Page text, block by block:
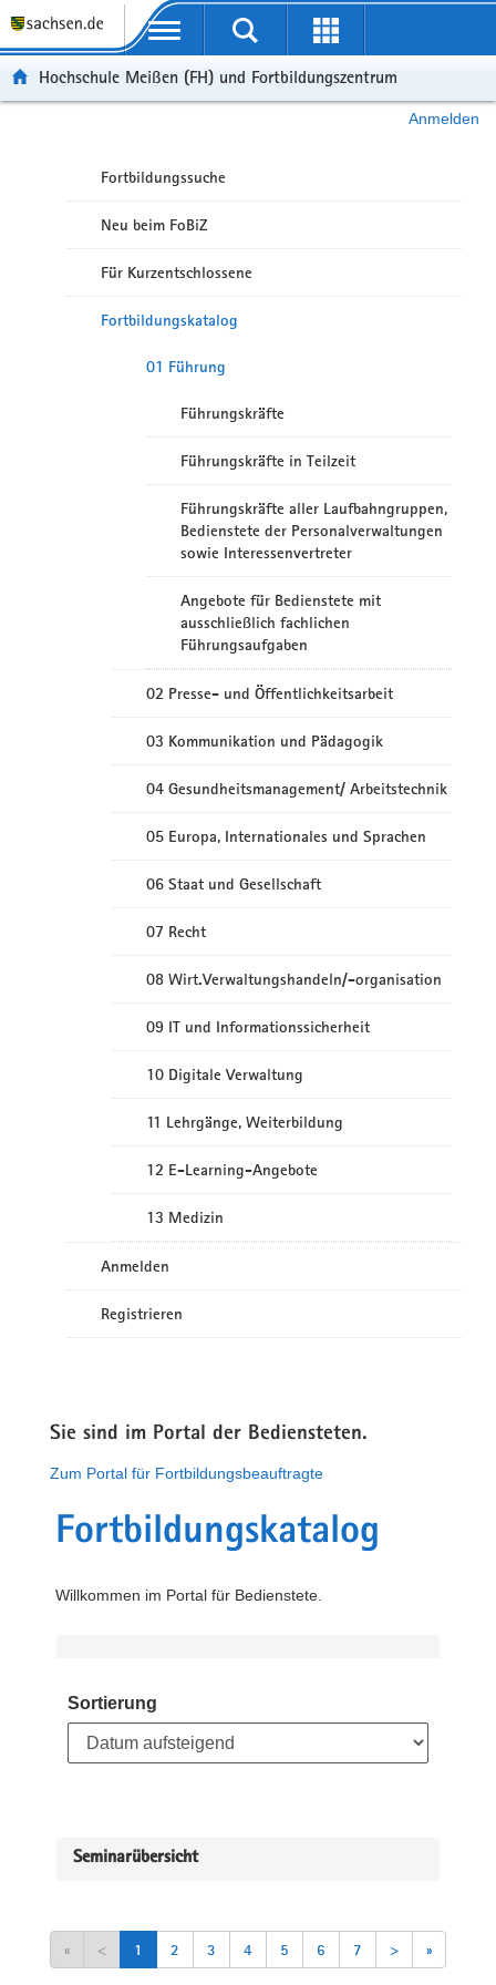
Portalübergreifende Navigation
Hochschule Meißen (FH) und Fortbildungszentrum
Anmelden
Fortbildungssuche
Neu beim FoBiZ
Für Kurzentschlossene
Fortbildungskatalog
01 Führung
Führungskräfte
Führungskräfte in Teilzeit
Führungskräfte aller Laufbahngruppen,
Bedienstete der Personalverwaltungen
sowie Interessenvertreter
Angebote für Bedienstete mit
ausschließlich fachlichen
Führungsaufgaben
02 Presse- und Öffentlichkeitsarbeit
03 Kommunikation und Pädagogik
04 Gesundheitsmanagement/ Arbeitstechnik
05 Europa, Internationales und Sprachen
06 Staat und Gesellschaft
07 Recht
08 Wirt.Verwaltungshandeln/-organisation
09 IT und Informationssicherheit
10 Digitale Verwaltung
11 Lehrgänge, Weiterbildung
12 E-Learning-Angebote
13 Medizin
Anmelden
Registrieren
Sie sind im Portal der Bediensteten.
Zum Portal für Fortbildungsbeauftragte
Fortbildungskatalog
Willkommen im Portal für Bedienstete.
Sortierung
Seminarübersicht
« < 1 2 3 4 5 6 7 > »